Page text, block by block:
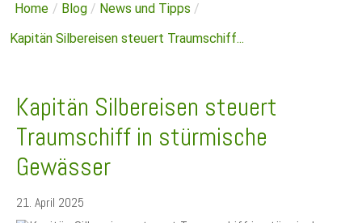
Home / Blog / News und Tipps /
Kapitän Silbereisen steuert Traumschiff...
Kapitän Silbereisen steuert
Traumschiff in stürmische
Gewässer
21. April 2025